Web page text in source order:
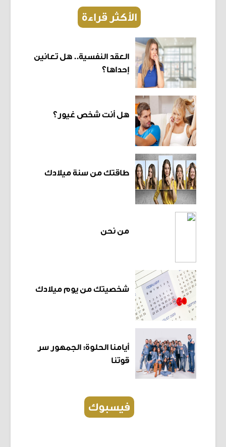
الأكثر قراءة
العقد النفسية.. هل تعانين
إحداها؟
هل أنت شخص غيور؟
طاقتك من سنة ميلادك
من نحن
شخصيتك من يوم ميلادك
أيامنا الحلوة: الجمهور سر
قوتنا
فيسبوك